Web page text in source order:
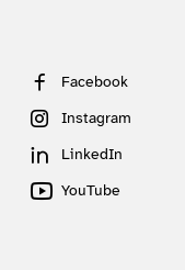
Facebook
Instagram
LinkedIn
YouTube